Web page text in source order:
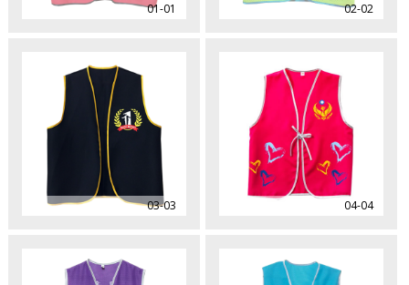
01-01 02-02
03-03 04-04